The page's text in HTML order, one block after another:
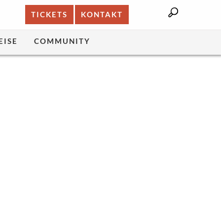
TICKETS KONTAKT
COMMUNITY